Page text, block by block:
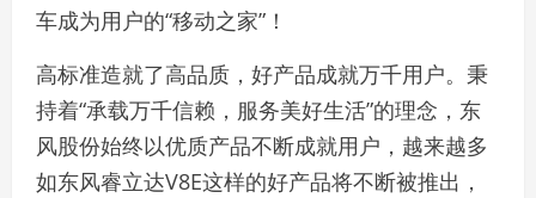
车成为用户的“移动之家”！
高标准造就了高品质，好产品成就万千用户。秉
持着“承载万千信赖，服务美好生活”的理念，东
风股份始终以优质产品不断成就用户，越来越多
如东风睿立达V8E这样的好产品将不断被推出，